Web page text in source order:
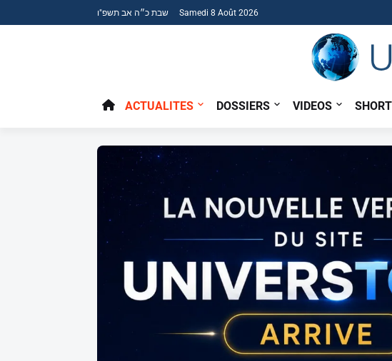
שבת כ״ה אב תשפ"ו Samedi 8 Août 2026
ACTUALITES DOSSIERS VIDEOS